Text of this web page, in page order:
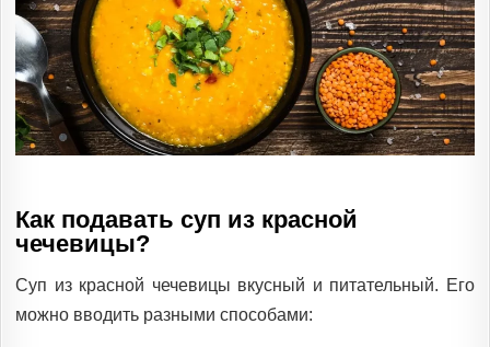
Как подавать суп из красной
чечевицы?
Суп из красной чечевицы вкусный и питательный. Его
можно вводить разными способами: